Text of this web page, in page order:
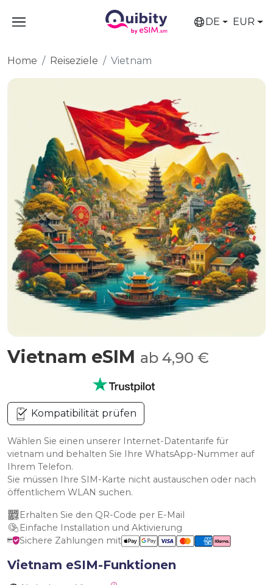
DE EUR
Home Reiseziele Vietnam
Vietnam eSIM ab 4,90 €
Kompatibilität prüfen
Wählen Sie einen unserer Internet-Datentarife für
vietnam und behalten Sie Ihre WhatsApp-Nummer auf
Ihrem Telefon.
Sie müssen Ihre SIM-Karte nicht austauschen oder nach
öffentlichem WLAN suchen.
Erhalten Sie den QR-Code per E-Mail
Einfache Installation und Aktivierung
Sichere Zahlungen mit
Vietnam eSIM-Funktionen